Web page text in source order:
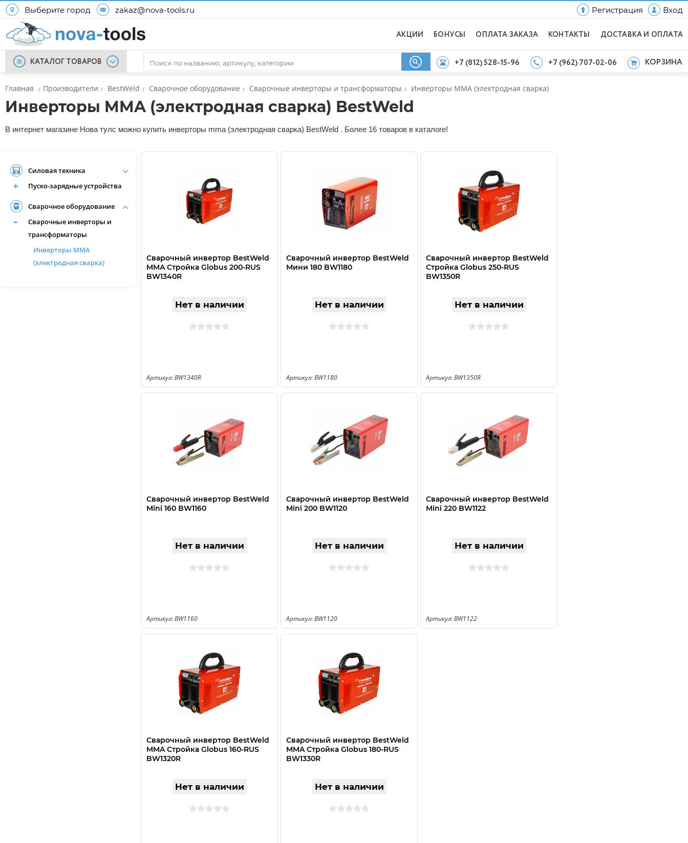
Выберите город zakaz@nova-tools.ru Регистрация Вход
АКЦИИ БОНУСЫ ОПЛАТА ЗАКАЗА КОНТАКТЫ ДОСТАВКА И ОПЛАТА
КАТАЛОГ ТОВАРОВ +7 (812) 528-15-96 +7 (962) 707-02-06 КОРЗИНА
Главная / Производители / BestWeld / Сварочное оборудование / Сварочные инверторы и трансформаторы / Инверторы MMA (электродная сварка)
Инверторы MMA (электродная сварка) BestWeld
В интернет магазине Нова тулс можно купить инверторы mma (электродная сварка) BestWeld . Более 16 товаров в каталоге!
Силовая техника
Пуско-зарядные устройства
Сварочное оборудование
Сварочные инверторы и
трансформаторы
Инверторы MMA
(электродная сварка)
Сварочный инвертор BestWeld
MMA Стройка Globus 200-RUS
BW1340R
Нет в наличии
Артикул: BW1340R
Сварочный инвертор BestWeld
Мини 180 BW1180
Нет в наличии
Артикул: BW1180
Сварочный инвертор BestWeld
Стройка Globus 250-RUS
BW1350R
Нет в наличии
Артикул: BW1350R
Сварочный инвертор BestWeld
Mini 160 BW1160
Нет в наличии
Артикул: BW1160
Сварочный инвертор BestWeld
Mini 200 BW1120
Нет в наличии
Артикул: BW1120
Сварочный инвертор BestWeld
Mini 220 BW1122
Нет в наличии
Артикул: BW1122
Сварочный инвертор BestWeld
MMA Стройка Globus 160-RUS
BW1320R
Нет в наличии
Сварочный инвертор BestWeld
MMA Стройка Globus 180-RUS
BW1330R
Нет в наличии